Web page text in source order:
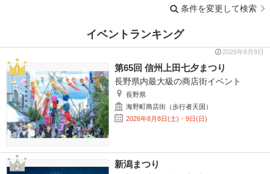
条件を変更して検索
イベントランキング
2026年8月9日
第65回 信州上田七夕まつり
長野県内最大級の商店街イベント
長野県
海野町商店街（歩行者天国）
2026年8月8日(土)・9日(日)
新潟まつり